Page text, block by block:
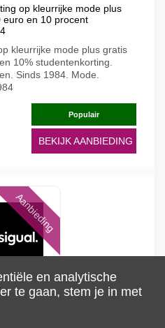
op kleurrijke mode plus
euro en 10 procent
kleurrijke mode plus gratis
10% studentenkorting.
Sinds 1984. Mode.
Populair
BEKIJK AANBIEDING
Aanbieding
en analytische
te gaan, stem je in met